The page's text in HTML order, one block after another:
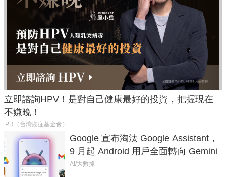
立即諮詢HPV！是對自己健康最好的投資，把握現在
不嫌晚！
PR（台灣癌症基金會）
Google 宣布淘汰 Google Assistant，
9 月起 Android 用戶全面轉向 Gemini
AI/大數據